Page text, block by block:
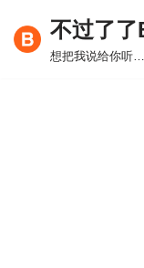
跳
不过了
想把我说给你听